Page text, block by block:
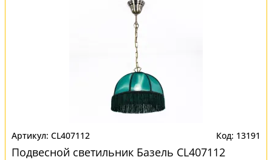
CL407112 13191
Подвесной светильник Базель CL407112